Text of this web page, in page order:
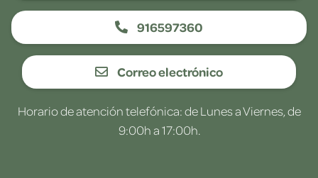
916597360
Correo electrónico
Horario de atención telefónica: de Lunes a Viernes, de
9:00h a 17:00h.